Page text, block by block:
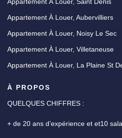
Appartement À Louer, Aubervilliers
Appartement À Louer, Noisy Le Sec
Appartement À Louer, Villetaneuse
Appartement À Louer, La Plaine St
À PROPOS
QUELQUES CHIFFRES :
+ de 20 ans d’expérience et et10